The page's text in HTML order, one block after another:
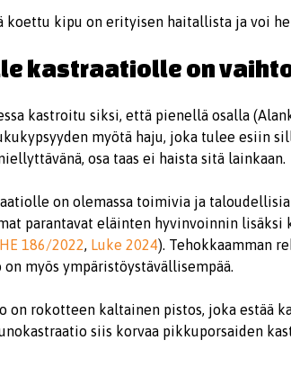
koettu kipu on erityisen haitallista ja voi
kastraatiolle on
kastroitu siksi, että pienellä osalla
myötä haju, joka tulee esiin
osa taas ei haista sitä lainkaan.
on olemassa toimivia ja
parantavat eläinten hyvinvoinnin
HE 186/2022, Luke 2024). Tehokkaamman
myös ympäristöystävällisempää.
on rokotteen kaltainen pistos, joka estää
siis korvaa pikkuporsaiden